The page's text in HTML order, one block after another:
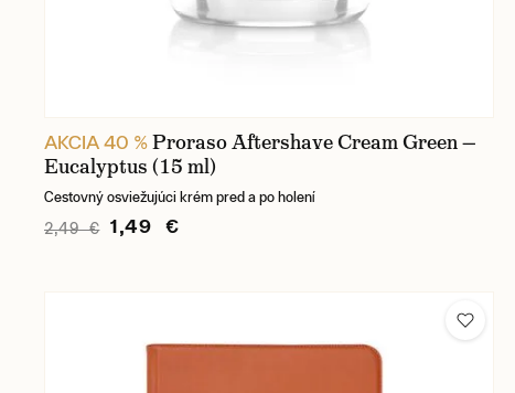
AKCIA 40 %Proraso Aftershave Cream Green —
Eucalyptus (15 ml)
Cestovný osviežujúci krém pred a po holení
2,49 € 1,49 €